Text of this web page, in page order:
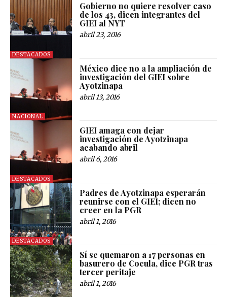
DESTACADOS
Gobierno no quiere resolver caso
de los 43, dicen integrantes del
GIEI al NYT
abril 23, 2016
NACIONAL
México dice no a la ampliación de
investigación del GIEI sobre
Ayotzinapa
abril 13, 2016
DESTACADOS
GIEI amaga con dejar
investigación de Ayotzinapa
acabando abril
abril 6, 2016
DESTACADOS
Padres de Ayotzinapa esperarán
reunirse con el GIEI; dicen no
creer en la PGR
abril 1, 2016
Sí se quemaron a 17 personas en
basurero de Cocula, dice PGR tras
tercer peritaje
abril 1, 2016